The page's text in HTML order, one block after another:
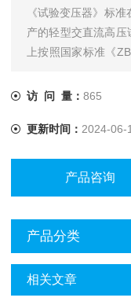
《试验变压器》标
产的轻型交直流高
上按照国家标准《
访 问 量： 865
更新时间： 2024-06-
产品咨询
产品分类
相关文章